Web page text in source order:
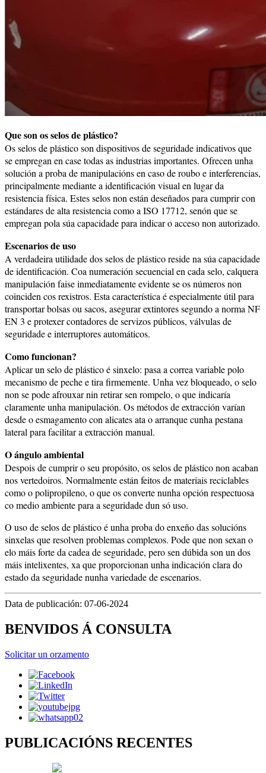
Que son os selos de plástico?
Os selos de plástico son dispositivos de seguridade indicativos que
se empregan en case todas as industrias importantes. Ofrecen unha
solución a proba de manipulacións en caso de roubo e interferencias,
principalmente mediante a identificación visual en lugar da
resistencia física. Estes selos non están deseñados para cumprir con
estándares de alta resistencia como a ISO 17712, senón que se
empregan pola súa capacidade para indicar o acceso non autorizado.
Escenarios de uso
A verdadeira utilidade dos selos de plástico reside na súa capacidade
de identificación. Coa numeración secuencial en cada selo, calquera
manipulación faise inmediatamente evidente se os números non
coinciden cos rexistros. Esta característica é especialmente útil para
transportar bolsas ou sacos, asegurar extintores segundo a norma NF
EN 3 e protexer contadores de servizos públicos, válvulas de
seguridade e interruptores automáticos.
Como funcionan?
Aplicar un selo de plástico é sinxelo: pasa a correa variable polo
mecanismo de peche e tira firmemente. Unha vez bloqueado, o selo
non se pode afrouxar nin retirar sen rompelo, o que indicaría
claramente unha manipulación. Os métodos de extracción varían
desde o esmagamento con alicates ata o arranque cunha pestana
lateral para facilitar a extracción manual.
O ángulo ambiental
Despois de cumprir o seu propósito, os selos de plástico non acaban
nos vertedoiros. Normalmente están feitos de materiais reciclables
como o polipropileno, o que os converte nunha opción respectuosa
co medio ambiente para a seguridade dun só uso.
O uso de selos de plástico é unha proba do enxeño das solucións
sinxelas que resolven problemas complexos. Pode que non sexan o
elo máis forte da cadea de seguridade, pero sen dúbida son un dos
máis intelixentes, xa que proporcionan unha indicación clara do
estado da seguridade nunha variedade de escenarios.
Data de publicación: 07-06-2024
BENVIDOS Á CONSULTA
Solicitar un orzamento
PUBLICACIÓNS RECENTES